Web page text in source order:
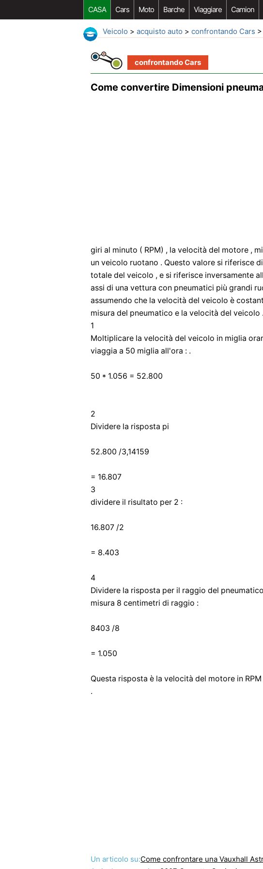
CASA Cars Moto Barche Viaggiare Camion
Veicolo > acquisto auto > confrontando Cars
confrontando Cars
Come convertire Dimensioni
giri al minuto ( RPM) , la velocità del motore ,
un veicolo ruotano . Questo valore si riferisce
totale del veicolo , e si riferisce inversamente
assi di una vettura con pneumatici più grandi
assumendo che la velocità del veicolo è
misura del pneumatico e la velocità del veicolo
1
Moltiplicare la velocità del veicolo in miglia
viaggia a 50 miglia all'ora : .
50 * 1.056 = 52.800
2
Dividere la risposta pi
52.800 /3,14159
= 16.807
3
dividere il risultato per 2 :
16.807 /2
= 8.403
4
Dividere la risposta per il raggio del
misura 8 centimetri di raggio :
8403 /8
= 1.050
Questa risposta è la velocità del motore in RPM
.
Un articolo su:Come confrontare una Vauxhall